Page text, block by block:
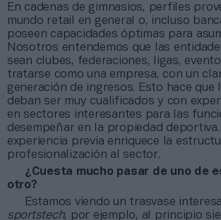
En cadenas de gimnasios, perfiles
mundo retail en general o, incluso
poseen capacidades óptimas para
Nosotros entendemos que las
sean clubes, federaciones, ligas,
tratarse como una empresa, con un
generación de ingresos. Esto hace que
deban ser muy cualificados y con
en sectores interesantes para las
desempeñar en la propiedad deportiva.
experiencia previa enriquece la
profesionalización al sector.
¿Cuesta mucho pasar de uno de
otro?
Estamos viendo un trasvase
sportstech, por ejemplo, al principio